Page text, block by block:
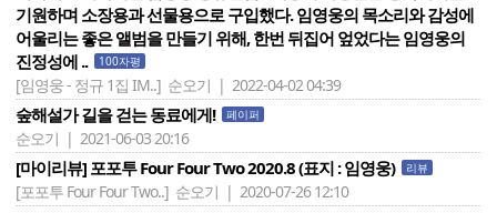
기원하며 소장용과 선물용으로 구입했다. 임영웅의 목소리와 감성에
어울리는 좋은 앨범을 만들기 위해, 한번 뒤집어 엎었다는 임영웅의
진정성에 ..
100자평
[임영웅 - 정규 1집 IM..] 순오기 | 2022-04-02 04:39
숲해설가 길을 걷는 동료에게! 페이퍼
순오기 | 2021-06-03 20:16
[마이리뷰] 포포투 Four Four Two 2020.8 (표지 : 임영웅) 리뷰
[포포투 Four Four Two..] 순오기 | 2020-07-26 12:10